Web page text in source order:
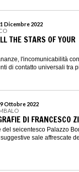
Dicembre 2022
THE STARS OF YOUR
l'incomunicabilità con
di contatto universali tra
Ottobre 2022
DI FRANCESCO
del seicentesco Palazzo
sale affrescate